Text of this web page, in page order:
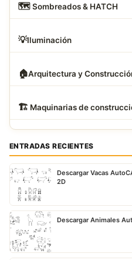
🗺️ Sombreados & HATCH
💡Iluminación
🏠Arquitectura y
🏗 Maquinarias de
ENTRADAS RECIENTES
Descargar Vacas
2D
Descargar Animales